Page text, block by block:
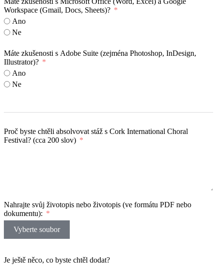
Workspace (Gmail, Docs, Sheets)?
Ano
Ne
Máte zkušenosti s Adobe Suite (zejména Photoshop, InDesign,
Illustrator)?
Ano
Ne
Proč byste chtěli absolvovat stáž s Cork International Choral
Festival? (cca 200 slov)
Nahrajte svůj životopis nebo životopis (ve formátu PDF nebo
dokumentu):
Vyberte soubor
Je ještě něco, co byste chtěl dodat?